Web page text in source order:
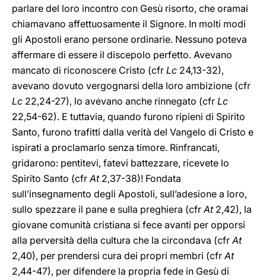
parlare del loro incontro con Gesù risorto, che oramai
chiamavano affettuosamente il Signore. In molti modi
gli Apostoli erano persone ordinarie. Nessuno poteva
affermare di essere il discepolo perfetto. Avevano
mancato di riconoscere Cristo (cfr Lc 24,13-32),
avevano dovuto vergognarsi della loro ambizione (cfr
Lc 22,24-27), lo avevano anche rinnegato (cfr Lc
22,54-62). E tuttavia, quando furono ripieni di Spirito
Santo, furono trafitti dalla verità del Vangelo di Cristo e
ispirati a proclamarlo senza timore. Rinfrancati,
gridarono: pentitevi, fatevi battezzare, ricevete lo
Spirito Santo (cfrAt2,37-38)! Fondata
sull’insegnamento degli Apostoli, sull’adesione a loro,
sullo spezzare il pane e sulla preghiera (cfrAt2,42), la
giovane comunità cristiana si fece avanti per opporsi
alla perversità della cultura che la circondava (cfrAt
2,40), per prendersi cura dei propri membri (cfrAt
2,44-47), per difendere la propria fede in Gesù di